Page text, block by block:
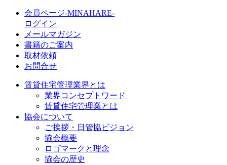
会員ページ-MINAHARE-
ログイン
メールマガジン
書籍のご案内
取材依頼
お問合せ
賃貸住宅管理業界とは
業界コンセプトワード
賃貸住宅管理業とは
協会について
ご挨拶・日管協ビジョン
協会概要
ロゴマークと理念
協会の歴史